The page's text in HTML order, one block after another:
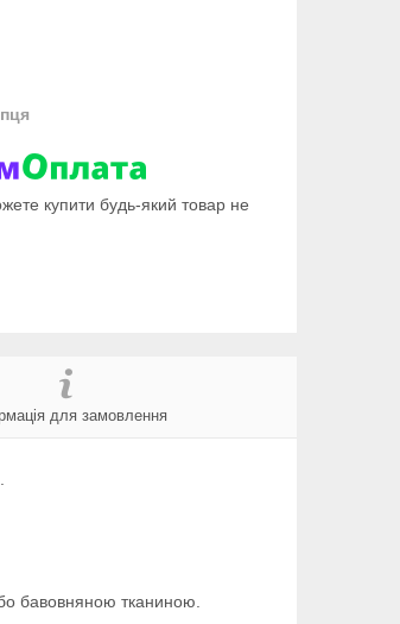
купити будь-який товар не
для замовлення
бавовняною тканиною.